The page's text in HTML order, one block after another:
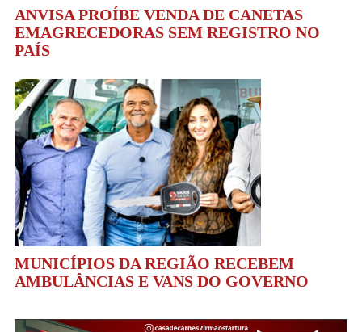
ANVISA PROÍBE VENDA DE CANETAS
EMAGRECEDORAS SEM REGISTRO NO
PAÍS
MUNICÍPIOS DA REGIÃO RECEBEM
AMBULÂNCIAS E VANS DO GOVERNO